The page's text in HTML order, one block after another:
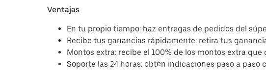
Ventajas
En tu propio tiempo: haz entregas de pedidos del
Recibe tus ganancias rápidamente: retira tus
Montos extra: recibe el 100% de los montos extra
Soporte las 24 horas: obtén indicaciones paso a